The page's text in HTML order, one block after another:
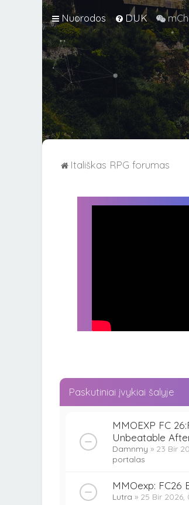
Nuorodos DUK
Itališkas RPG forumas
Paskutiniai įvykiai šalyje
MMOEXP FC
Unbeatable
Damnmy » 23 Bir
portalas
MMOexp: FC26
Lutra » 25 Bir 2026,